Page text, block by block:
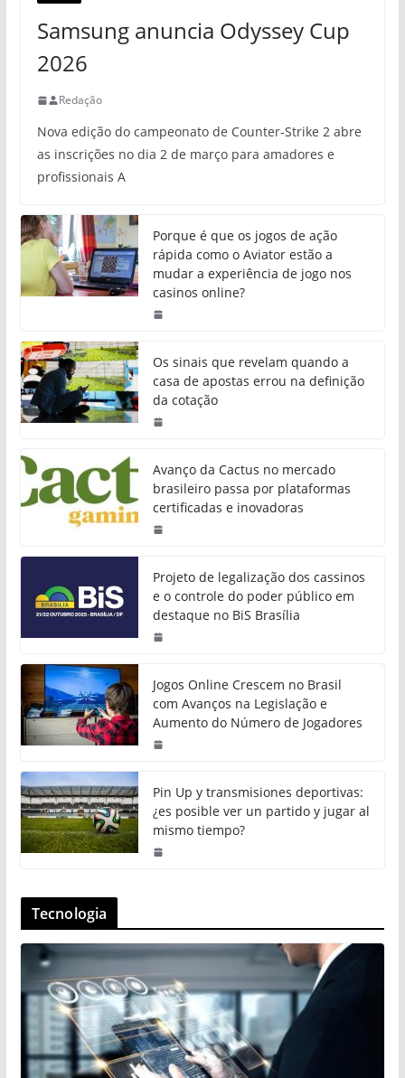
Samsung anuncia Odyssey Cup
2026
Redação
Nova edição do campeonato de Counter-Strike 2 abre
as inscrições no dia 2 de março para amadores e
profissionais A
Porque é que os jogos de ação
rápida como o Aviator estão a
mudar a experiência de jogo nos
casinos online?
Os sinais que revelam quando a
casa de apostas errou na definição
da cotação
Avanço da Cactus no mercado
brasileiro passa por plataformas
certificadas e inovadoras
Projeto de legalização dos cassinos
e o controle do poder público em
destaque no BiS Brasília
Jogos Online Crescem no Brasil
com Avanços na Legislação e
Aumento do Número de Jogadores
Pin Up y transmisiones deportivas:
¿es posible ver un partido y jugar al
mismo tiempo?
Tecnologia